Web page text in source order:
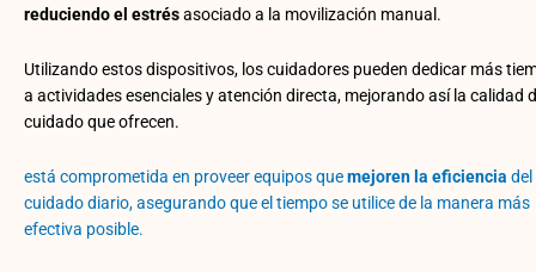
reduciendo el estrésasociado a la movilización manual.
Utilizando estos dispositivos, los cuidadores pueden dedicar más
a actividades esenciales y atención directa, mejorando así la calidad
cuidado que ofrecen.
está comprometida en proveer equipos quemejoren la eficiencia del
cuidado diario, asegurando que el tiempo se utilice de la manera más
efectiva posible.